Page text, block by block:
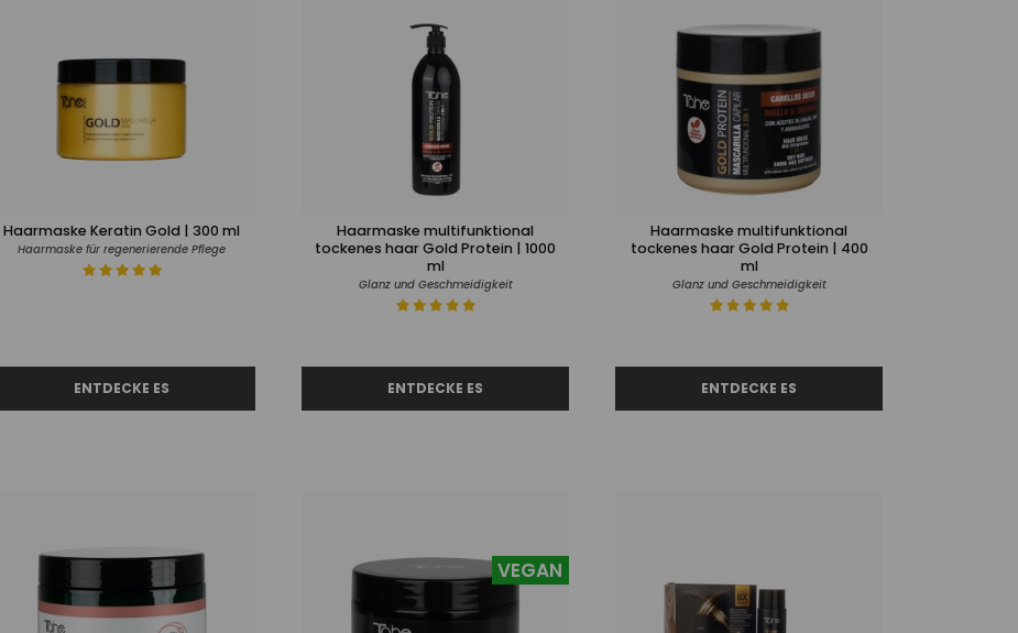
Haarmaske Keratin Gold | 300 ml
Haarmaske für regenerierende Pflege
Haarmaske multifunktional
tockenes haar Gold Protein | 1000
ml
Glanz und Geschmeidigkeit
Haarmaske multifunktional
tockenes haar Gold Protein | 400
ml
Glanz und Geschmeidigkeit
VEGAN